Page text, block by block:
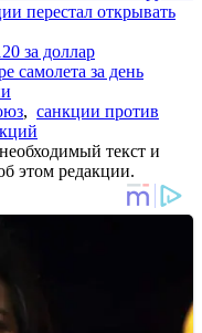
перестал открывать
за доллар
самолета за день
, санкции против
текст и
этом редакции.